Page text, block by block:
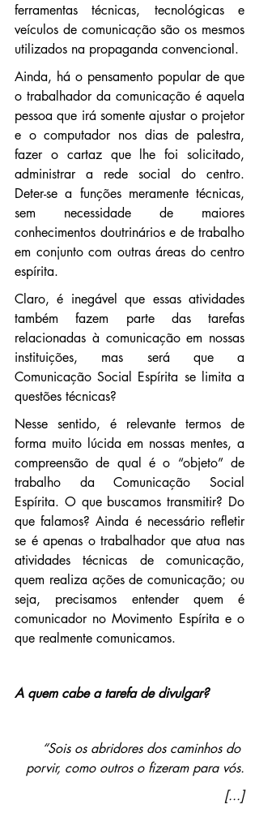
ferramentas técnicas, tecnológicas e
veículos de comunicação são os mesmos
utilizados na propaganda convencional.
Ainda, há o pensamento popular de que
o trabalhador da comunicação é aquela
pessoa que irá somente ajustar o projetor
e o computador nos dias de palestra,
fazer o cartaz que lhe foi solicitado,
administrar a rede social do centro.
Deter-se a funções meramente técnicas,
sem necessidade de maiores
conhecimentos doutrinários e de trabalho
em conjunto com outras áreas do centro
espírita.
Claro, é inegável que essas atividades
também fazem parte das tarefas
relacionadas à comunicação em nossas
instituições, mas será que a
Comunicação Social Espírita se limita a
questões técnicas?
Nesse sentido, é relevante termos de
forma muito lúcida em nossas mentes, a
compreensão de qual é o “objeto” de
trabalho da Comunicação Social
Espírita. O que buscamos transmitir? Do
que falamos? Ainda é necessário refletir
se é apenas o trabalhador que atua nas
atividades técnicas de comunicação,
quem realiza ações de comunicação; ou
seja, precisamos entender quem é
comunicador no Movimento Espírita e o
que realmente comunicamos.
A quem cabe a tarefa de divulgar?
“Sois os abridores dos caminhos do
porvir, como outros o fizeram para vós.
[...]